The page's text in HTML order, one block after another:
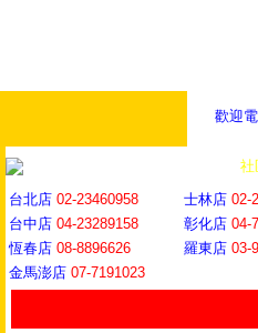
歡迎
社
台北店 02-23460958 士林店 02-
台中店 04-23289158 彰化店 04-
恆春店 08-8896626 羅東店 03-
金馬澎店 07-7191023